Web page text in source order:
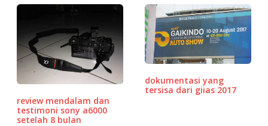
b
o
o
k
r A
p
p
d
P
r
e
ss
e
review mendalam dan
testimoni sony a6000
setelah 8 bulan
dokumentasi yang
tersisa dari giias 2017